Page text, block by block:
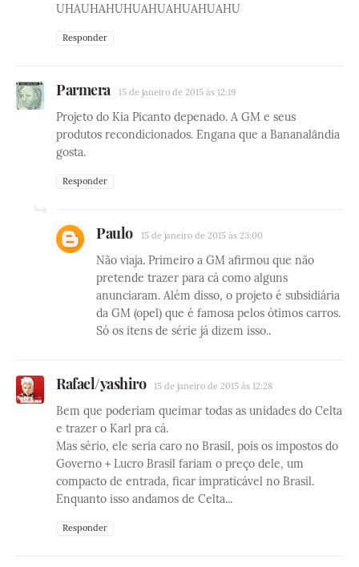
UHAUHAHUHUAHUAHUAHUAHU
Responder
Parmera 15 de janeiro de 2015 às 12:19
Projeto do Kia Picanto depenado. A GM e seus
produtos recondicionados. Engana que a Bananalândia
gosta.
Responder
Paulo 15 de janeiro de 2015 às 23:00
Não viaja. Primeiro a GM afirmou que não
pretende trazer para cá como alguns
anunciaram. Além disso, o projeto é subsidiária
da GM (opel) que é famosa pelos ótimos carros.
Só os itens de série já dizem isso..
Rafael/yashiro 15 de janeiro de 2015 às 12:28
Bem que poderiam queimar todas as unidades do Celta
e trazer o Karl pra cá.
Mas sério, ele seria caro no Brasil, pois os impostos do
Governo + Lucro Brasil fariam o preço dele, um
compacto de entrada, ficar impraticável no Brasil.
Enquanto isso andamos de Celta...
Responder